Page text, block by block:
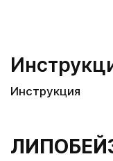
Инструкция